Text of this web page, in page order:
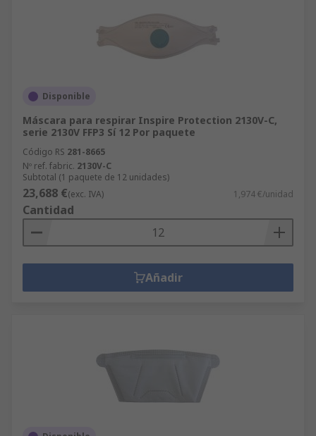
Disponible
Máscara para respirar Inspire Protection 2130V-C,
serie 2130V FFP3 Sí 12 Por paquete
Código RS 281-8665
Nº ref. fabric. 2130V-C
Subtotal (1 paquete de 12 unidades)
23,688 €(exc. IVA) 1,974 €/unidad
Cantidad
Añadir